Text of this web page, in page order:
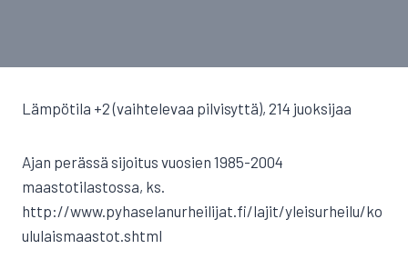
Lämpötila +2 (vaihtelevaa pilvisyttä), 214 juoksijaa
Ajan perässä sijoitus vuosien 1985-2004
maastotilastossa, ks.
http://www.pyhaselanurheilijat.fi/lajit/yleisurheilu/ko
ululaismaastot.shtml